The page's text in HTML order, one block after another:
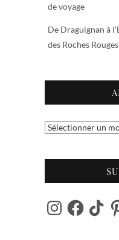
de voyage
De Draguignan à
des Roches Rouges
Archives
InstagramFacebook
TikTok